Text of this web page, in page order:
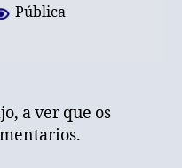
Pública
a ver que os